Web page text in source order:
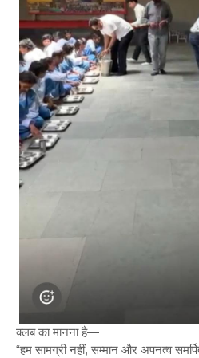
क्लब का मानना है—
“हम सामग्री नहीं, सम्मान और अपनत्व